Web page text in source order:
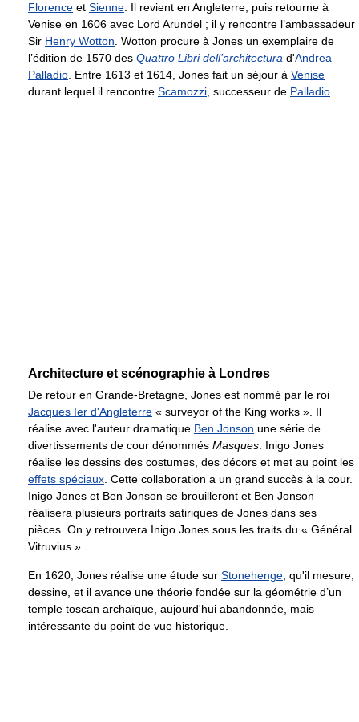
Florence et Sienne . Il revient en Angleterre, puis retourne à
Venise en 1606 avec Lord Arundel ; il y rencontre l’ambassadeur
Sir Henry Wotton . Wotton procure à Jones un exemplaire de
l’édition de 1570 des Quattro Libri dell’architectura d'Andrea
Palladio . Entre 1613 et 1614, Jones fait un séjour à Venise
durant lequel il rencontre Scamozzi , successeur de Palladio
Architecture et scénographie à Londres
De retour en Grande-Bretagne, Jones est nommé par le roi
Jacques Ier d'Angleterre « surveyor of the King works ». Il
réalise avec l'auteur dramatique Ben Jonson une série de
divertissements de cour dénommés Masques . Inigo Jones
réalise les dessins des costumes, des décors et met au point les
effets spéciaux . Cette collaboration a un grand succès à la cour.
Inigo Jones et Ben Jonson se brouilleront et Ben Jonson
réalisera plusieurs portraits satiriques de Jones dans ses
pièces. On y retrouvera Inigo Jones sous les traits du « Général
Vitruvius ».
En 1620, Jones réalise une étude sur Stonehenge , qu'il mesure,
dessine, et il avance une théorie fondée sur la géométrie d’un
temple toscan archaïque, aujourd'hui abandonnée, mais
intéressante du point de vue historique.